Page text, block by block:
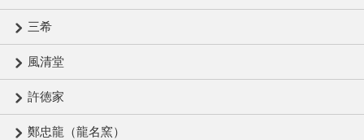
三希
風清堂
許徳家
鄭忠龍（龍名窯）